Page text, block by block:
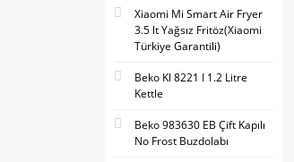
Xiaomi Mi Smart Air Fryer
3.5 lt Yağsız Fritöz(Xiaomi
Türkiye Garantili)
Beko Kl 8221 I 1.2 Litre
Kettle
Beko 983630 EB Çift Kapılı
No Frost Buzdolabı